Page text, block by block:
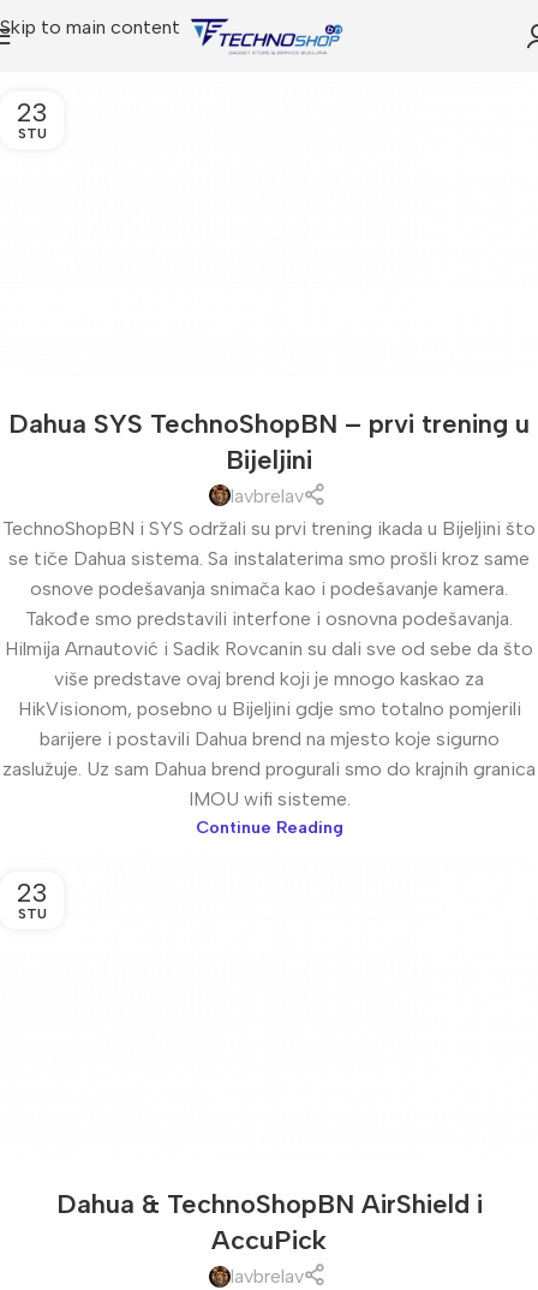
Skip to main content
23
STU
Dahua SYS TechnoShopBN – prvi trening u
Bijeljini
lavbrelav
TechnoShopBN i SYS održali su prvi trening ikada u Bijeljini što
se tiče Dahua sistema. Sa instalaterima smo prošli kroz same
osnove podešavanja snimača kao i podešavanje kamera.
Takođe smo predstavili interfone i osnovna podešavanja.
Hilmija Arnautović i Sadik Rovcanin su dali sve od sebe da što
više predstave ovaj brend koji je mnogo kaskao za
HikVisionom, posebno u Bijeljini gdje smo totalno pomjerili
barijere i postavili Dahua brend na mjesto koje sigurno
zaslužuje. Uz sam Dahua brend progurali smo do krajnih granica
IMOU wifi sisteme.
Continue Reading
23
STU
Dahua & TechnoShopBN AirShield i
AccuPick
lavbrelav